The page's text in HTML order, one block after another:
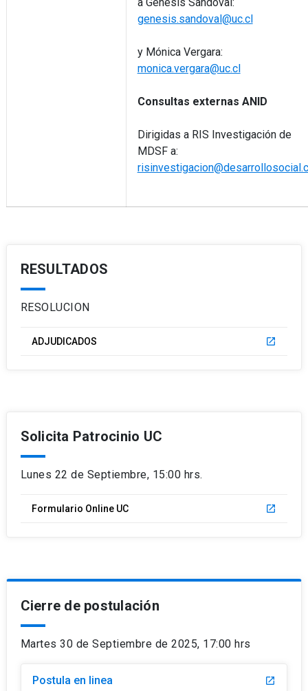
genesis.sandoval@uc.cl
y Mónica Vergara:
monica.vergara@uc.cl
Consultas externas ANID
Dirigidas a RIS Investigación de
MDSF a:
RESULTADOS
RESOLUCION
ADJUDICADOS launch
Solicita Patrocinio UC
Lunes 22 de Septiembre, 15:00 hrs.
Formulario Online UC launch
Cierre de postulación
Martes 30 de Septiembre de 2025, 17:00 hrs
Postula en linea launch